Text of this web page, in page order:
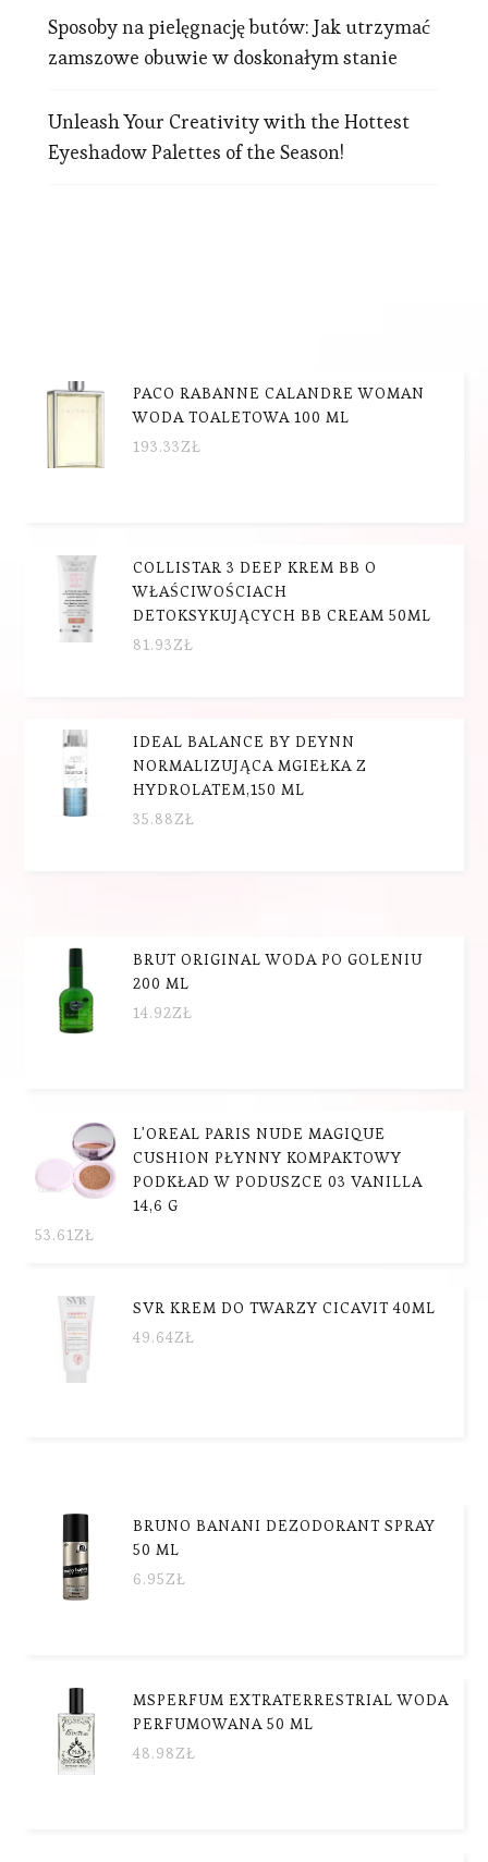
Sposoby na pielęgnację butów: Jak utrzymać
zamszowe obuwie w doskonałym stanie
Unleash Your Creativity with the Hottest
Eyeshadow Palettes of the Season!
PACO RABANNE CALANDRE WOMAN
WODA TOALETOWA 100 ML
193.33ZŁ
COLLISTAR 3 DEEP KREM BB O
WŁAŚCIWOŚCIACH
DETOKSYKUJĄCYCH BB CREAM 50ML
81.93ZŁ
IDEAL BALANCE BY DEYNN
NORMALIZUJĄCA MGIEŁKA Z
HYDROLATEM,150 ML
35.88ZŁ
BRUT ORIGINAL WODA PO GOLENIU
200 ML
14.92ZŁ
L'OREAL PARIS NUDE MAGIQUE
CUSHION PŁYNNY KOMPAKTOWY
PODKŁAD W PODUSZCE 03 VANILLA
14,6 G
53.61ZŁ
SVR KREM DO TWARZY CICAVIT 40ML
49.64ZŁ
BRUNO BANANI DEZODORANT SPRAY
50 ML
6.95ZŁ
MSPERFUM EXTRATERRESTRIAL WODA
PERFUMOWANA 50 ML
48.98ZŁ